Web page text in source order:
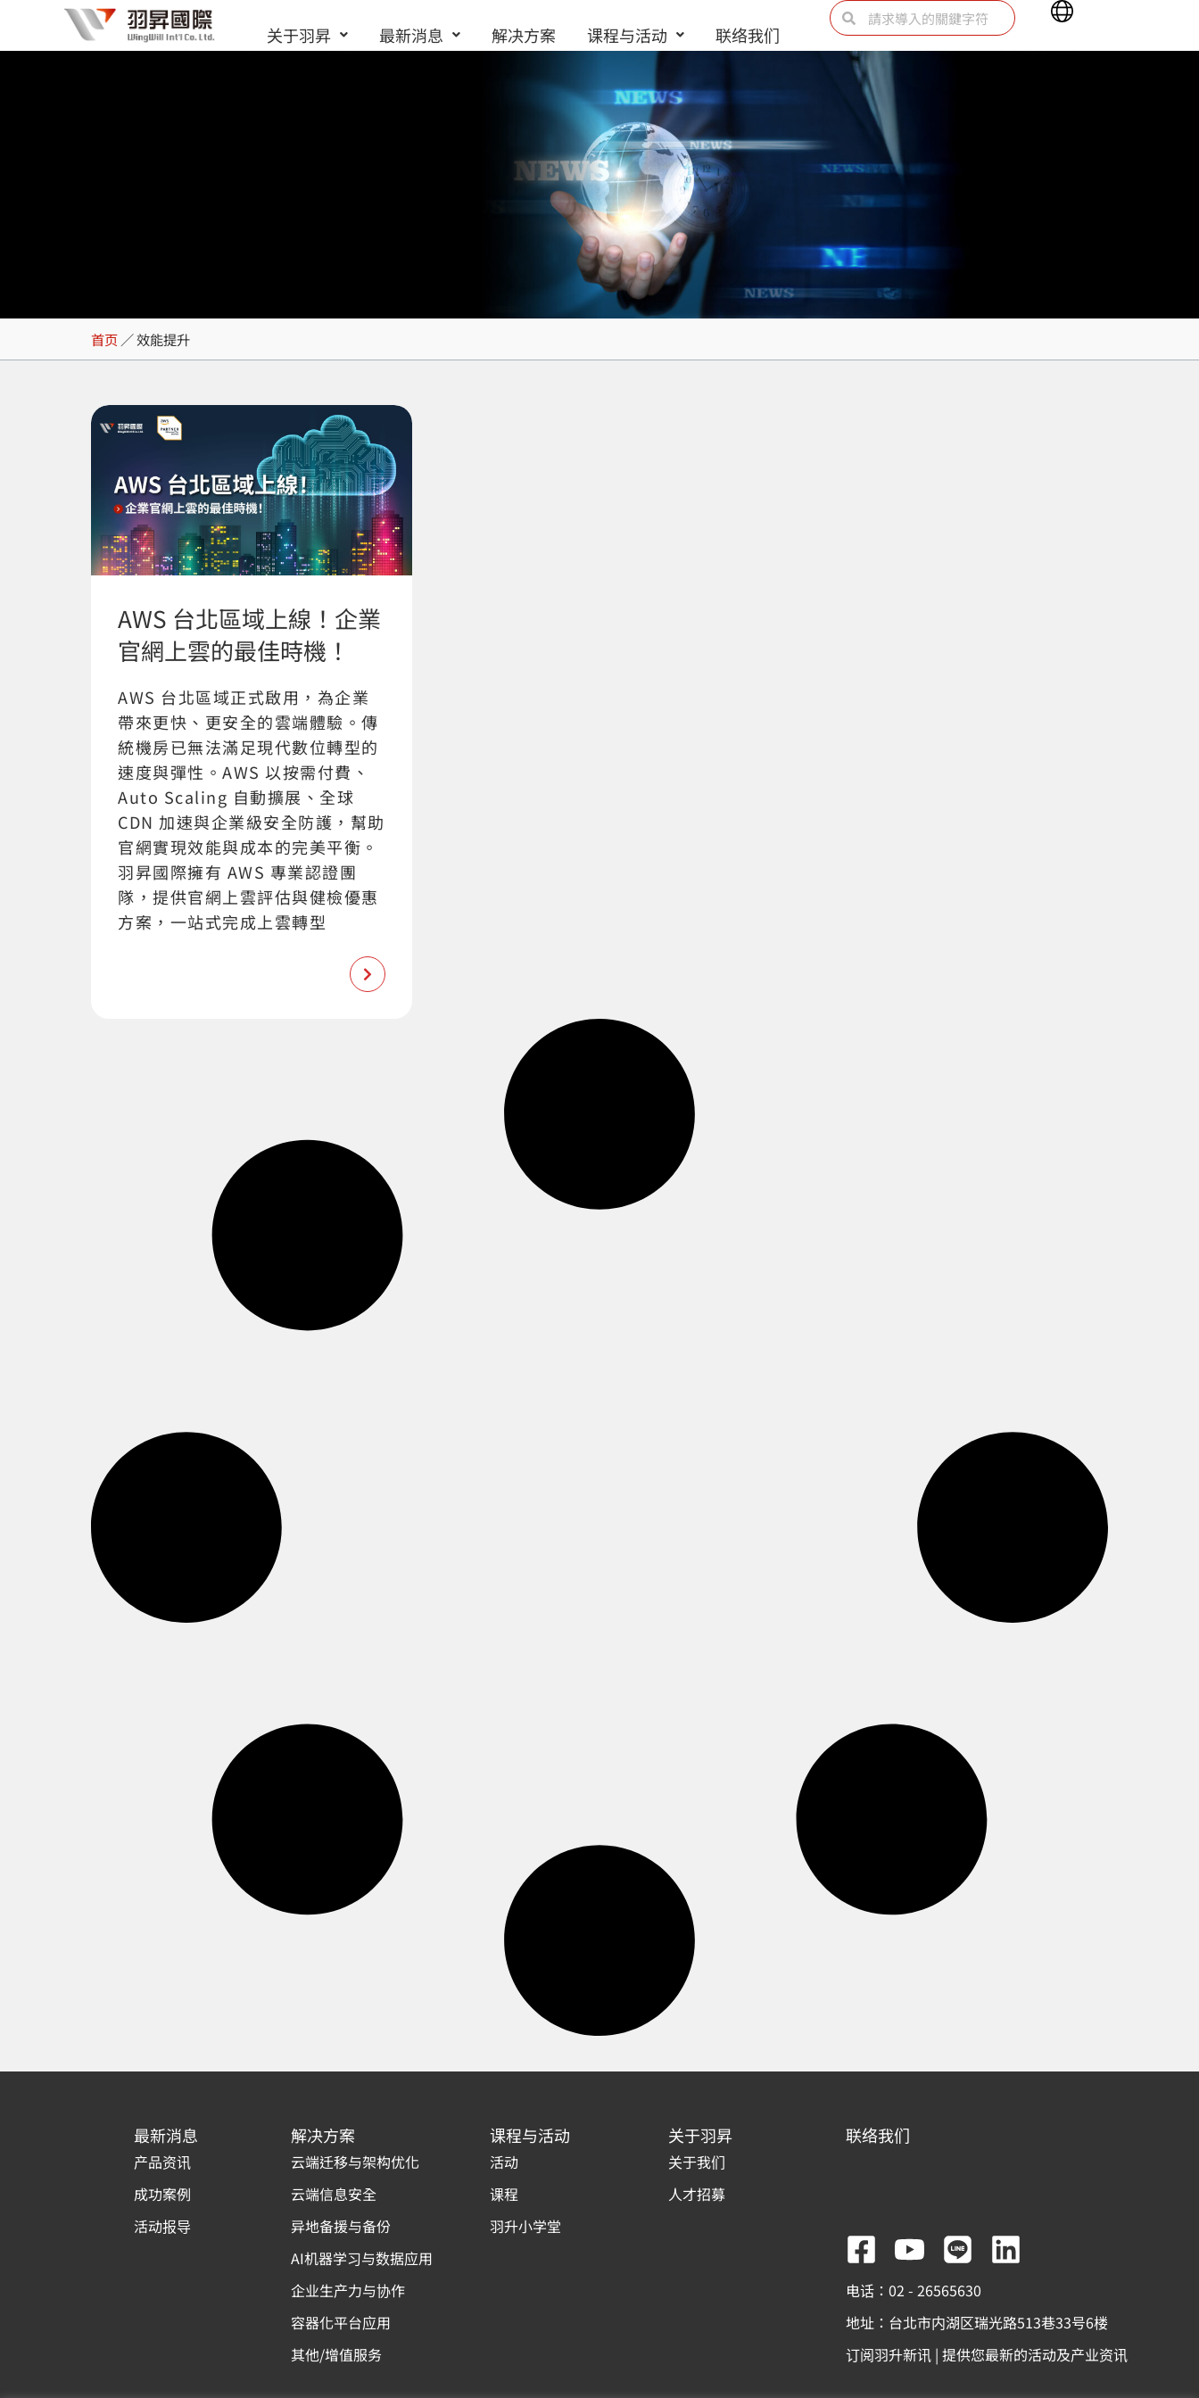
至
关于羽昇 最新消息 解决方案 课程与活动 联络我们
SearchSearch
Main
Menu
效能提升
首页 ／效能提升
AWS 台北區域上線！企業
官網上雲的最佳時機！
AWS 台北區域正式啟用，為企業
帶來更快、更安全的雲端體驗。傳
統機房已無法滿足現代數位轉型的
速度與彈性。AWS 以按需付費、
Auto Scaling 自動擴展、全球
CDN 加速與企業級安全防護，幫助
官網實現效能與成本的完美平衡。
羽昇國際擁有 AWS 專業認證團
隊，提供官網上雲評估與健檢優惠
方案，一站式完成上雲轉型
最新消息
产品资讯
成功案例
活动报导
解决方案
云端迁移与架构优化
云端信息安全
异地备援与备份
AI机器学习与数据应用
企业生产力与协作
容器化平台应用
其他/增值服务
课程与活动
活动
课程
羽升小学堂
关于羽昇
关于我们
人才招募
联络我们
F
a
c
e
b
Y
o
u
t
u
L
i
n
e
L
n
k
e
电话：02 - 26565630
地址：台北市内湖区瑞光路513巷33号6楼
订阅羽升新讯 | 提供您最新的活动及产业资讯